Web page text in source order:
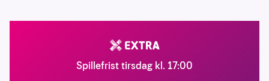
Spillefrist tirsdag kl. 17:00